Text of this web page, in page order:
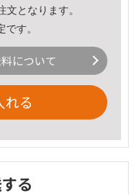
文となります。
す。
について
れる
る